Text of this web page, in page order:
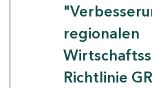
regionalen
Richtlinie